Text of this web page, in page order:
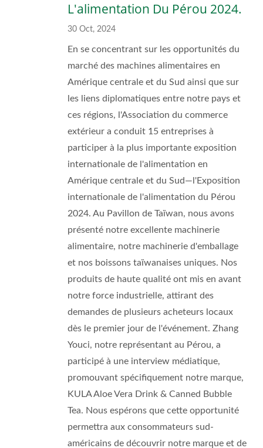
L'alimentation Du Pérou 2024.
30 Oct, 2024
En se concentrant sur les opportunités du
marché des machines alimentaires en
Amérique centrale et du Sud ainsi que sur
les liens diplomatiques entre notre pays et
ces régions, l'Association du commerce
extérieur a conduit 15 entreprises à
participer à la plus importante exposition
internationale de l'alimentation en
Amérique centrale et du Sud—l'Exposition
internationale de l'alimentation du Pérou
2024. Au Pavillon de Taïwan, nous avons
présenté notre excellente machinerie
alimentaire, notre machinerie d'emballage
et nos boissons taïwanaises uniques. Nos
produits de haute qualité ont mis en avant
notre force industrielle, attirant des
demandes de plusieurs acheteurs locaux
dès le premier jour de l'événement. Zhang
Youci, notre représentant au Pérou, a
participé à une interview médiatique,
promouvant spécifiquement notre marque,
KULA Aloe Vera Drink & Canned Bubble
Tea. Nous espérons que cette opportunité
permettra aux consommateurs sud-
américains de découvrir notre marque et de